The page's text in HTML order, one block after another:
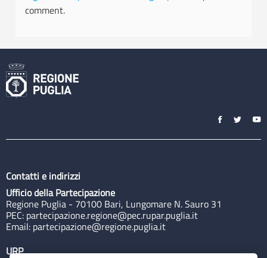
comment.
Contatti e indirizzi
Ufficio della Partecipazione
Regione Puglia - 70100 Bari, Lungomare N. Sauro 31
PEC: partecipazione.regione@pec.rupar.puglia.it
Email: partecipazione@regione.puglia.it
URP